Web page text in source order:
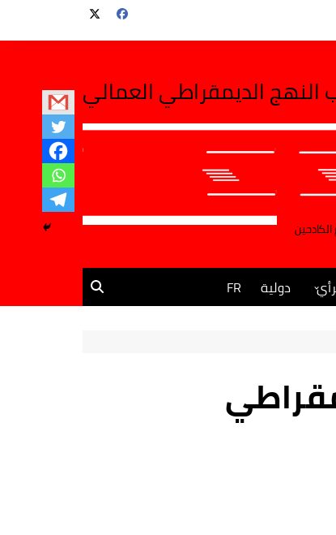
النهج الديمقراطي العمالي
دولية FR